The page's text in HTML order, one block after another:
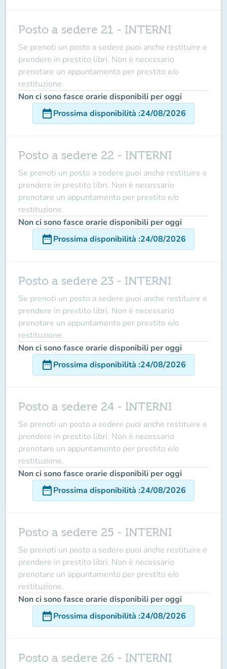
Posto a sedere 21 - INTERNI
Se prenoti un posto a sedere puoi anche restituire e
prendere in prestito libri. Non è necessario
prenotare un appuntamento per prestito e/o
restituzione.
Non ci sono fasce orarie disponibili per oggi
date_rangeProssima disponibilità :24/08/2026
Posto a sedere 22 - INTERNI
Se prenoti un posto a sedere puoi anche restituire e
prendere in prestito libri. Non è necessario
prenotare un appuntamento per prestito e/o
restituzione.
Non ci sono fasce orarie disponibili per oggi
date_rangeProssima disponibilità :24/08/2026
Posto a sedere 23 - INTERNI
Se prenoti un posto a sedere puoi anche restituire e
prendere in prestito libri. Non è necessario
prenotare un appuntamento per prestito e/o
restituzione.
Non ci sono fasce orarie disponibili per oggi
date_rangeProssima disponibilità :24/08/2026
Posto a sedere 24 - INTERNI
Se prenoti un posto a sedere puoi anche restituire e
prendere in prestito libri. Non è necessario
prenotare un appuntamento per prestito e/o
restituzione.
Non ci sono fasce orarie disponibili per oggi
date_rangeProssima disponibilità :24/08/2026
Posto a sedere 25 - INTERNI
Se prenoti un posto a sedere puoi anche restituire e
prendere in prestito libri. Non è necessario
prenotare un appuntamento per prestito e/o
restituzione.
Non ci sono fasce orarie disponibili per oggi
date_rangeProssima disponibilità :24/08/2026
Posto a sedere 26 - INTERNI